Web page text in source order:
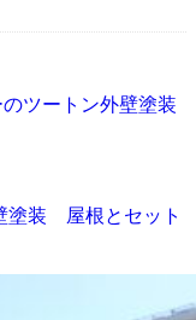
ツートン外壁塗装
塗装 屋根とセット